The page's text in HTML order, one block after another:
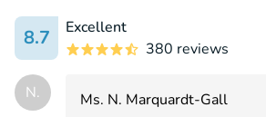
8.7
Excellent
380 reviews
N.
Ms. N. Marquardt-Gall